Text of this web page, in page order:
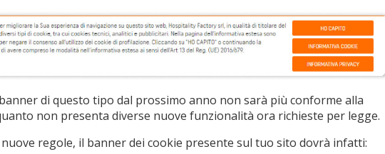
di questo tipo dal prossimo anno non sarà più conforme alla
non presenta diverse nuove funzionalità ora richieste per legge.
regole, il banner dei cookie presente sul tuo sito dovrà infatti: